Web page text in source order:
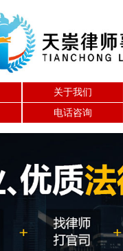
关于我们
电话咨询